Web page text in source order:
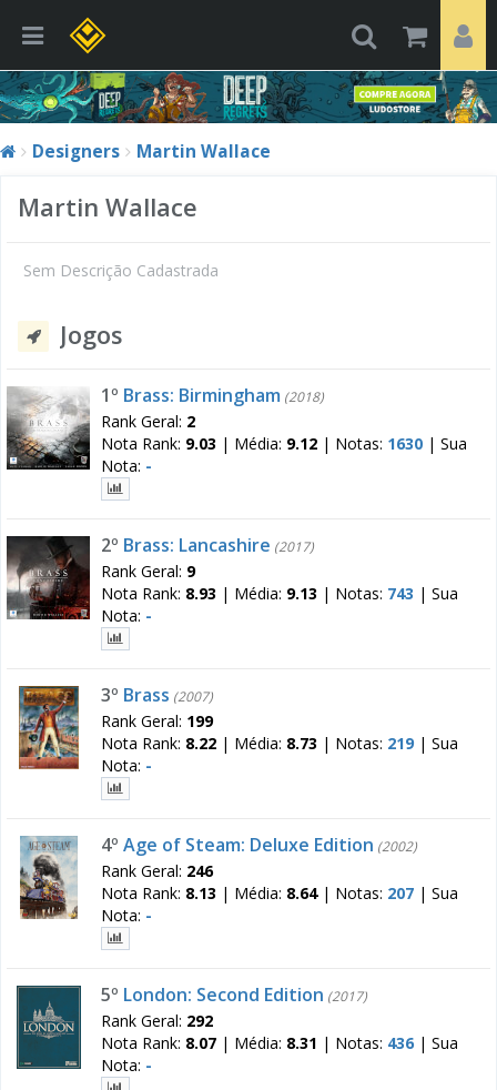
Designers Martin Wallace
Martin Wallace
Sem Descrição Cadastrada
Jogos
1º Brass: Birmingham (2018)
Rank Geral: 2
Nota Rank: 9.03 | Média: 9.12 | Notas: 1630 | Sua
Nota: -
2º Brass: Lancashire (2017)
Rank Geral: 9
Nota Rank: 8.93 | Média: 9.13 | Notas: 743 | Sua
Nota: -
3º Brass (2007)
Rank Geral: 199
Nota Rank: 8.22 | Média: 8.73 | Notas: 219 | Sua
Nota: -
4º Age of Steam: Deluxe Edition (2002)
Rank Geral: 246
Nota Rank: 8.13 | Média: 8.64| Notas: 207 | Sua
Nota: -
5º London: Second Edition (2017)
Rank Geral: 292
Nota Rank: 8.07 | Média: 8.31 | Notas: 436 | Sua
Nota: -